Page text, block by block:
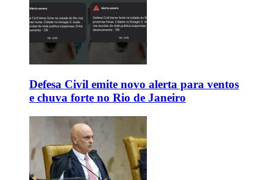
Defesa Civil emite novo alerta para ventos
e chuva forte no Rio de Janeiro